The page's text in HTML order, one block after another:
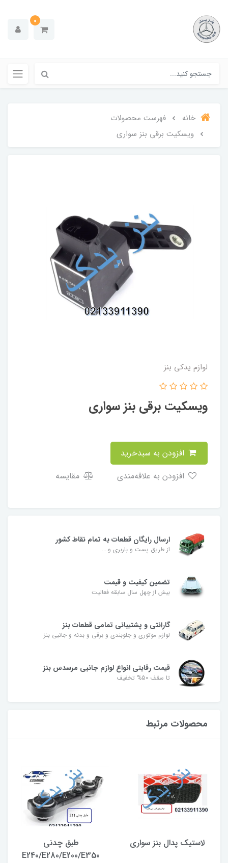
0
خانه
فهرست محصولات
ویسکیت برقی بنز سواری
لوازم یدکی بنز
ویسکیت برقی بنز سواری
مقایسه
ارسال رایگان قطعات به تمام نقاط کشور
از طریق پست و باربری و....
تضمین کیفیت و قیمت
بیش از چهل سال سابقه فعالیت
گارانتی و پشتیبانی تمامی قطعات بنز
لوازم موتوری و جلوبندی و برقی و بدنه و جانبی بنز
قیمت رقابتی انواع لوازم جانبی مرسدس بنز
تا سقف 50% تخفیف
محصولات مرتبط
لاستیک پدال بنز سواری
طبق چدنی
E240/E280/E200/E350